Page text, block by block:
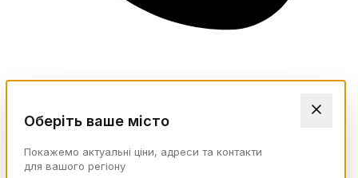
Оберіть ваше місто
Покажемо актуальні ціни, адреси та контакти
для вашого регіону